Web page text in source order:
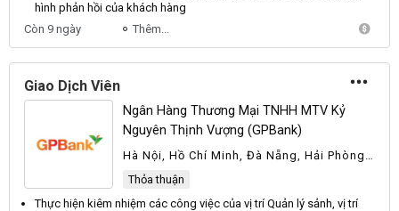
hình phản hồi của khách hàng
Còn 9 ngày
Thêm...
Giao Dịch Viên
Ngân Hàng Thương Mại TNHH MTV Kỷ
Nguyên Thịnh Vượng (GPBank)
Hà Nội, Hồ Chí Minh, Đà Nẵng, Hải Phòng,
Ninh Bình, Khác
Thỏa thuận
Thực hiện kiêm nhiệm các công việc của vị trí Quản lý sảnh, vị trí